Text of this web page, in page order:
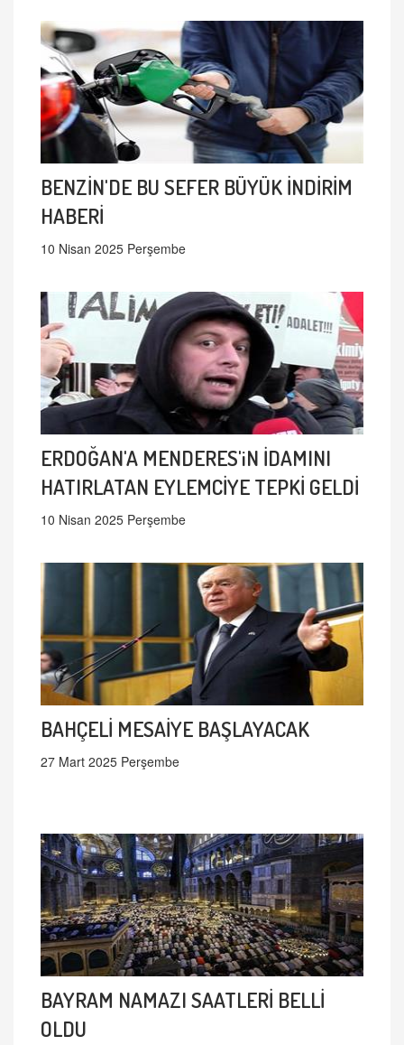
BENZİN'DE BU SEFER BÜYÜK İNDİRİM
HABERİ
10 Nisan 2025 Perşembe
ERDOĞAN'A MENDERES'iN İDAMINI
HATIRLATAN EYLEMCİYE TEPKİ GELDİ
10 Nisan 2025 Perşembe
BAHÇELİ MESAİYE BAŞLAYACAK
27 Mart 2025 Perşembe
BAYRAM NAMAZI SAATLERİ BELLİ
OLDU